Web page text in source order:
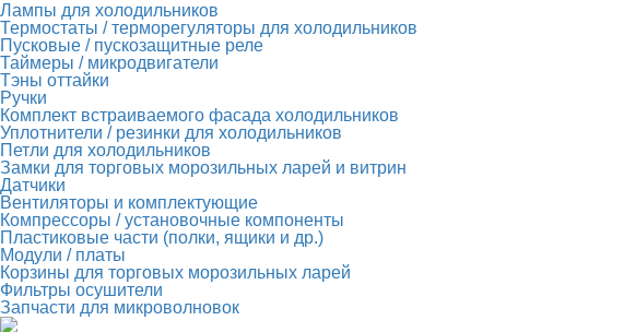
Лампы для холодильников
Термостаты / терморегуляторы для холодильников
Пусковые / пускозащитные реле
Таймеры / микродвигатели
Тэны оттайки
Ручки
Комплект встраиваемого фасада холодильников
Уплотнители / резинки для холодильников
Петли для холодильников
Замки для торговых морозильных ларей и витрин
Датчики
Вентиляторы и комплектующие
Компрессоры / установочные компоненты
Пластиковые части (полки, ящики и др.)
Модули / платы
Корзины для торговых морозильных ларей
Фильтры осушители
Запчасти для микроволновок